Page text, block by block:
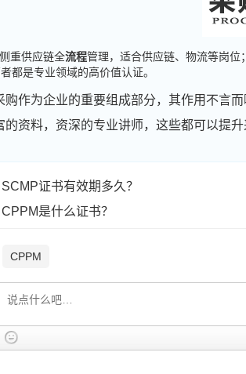
侧重供应链全流程管理，适合供应链、物流等岗位
都是专业领域的高价值认证。
购作为企业的重要组成部分，其作用不言
的资料，资深的专业讲师，这些都可以提
SCMP证书有效期多久？
CPPM是什么证书？
CPPM